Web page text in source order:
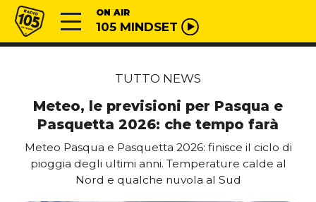
Vai al contenuto
Radio 105 ON AIR
105 MINDSET
TUTTO NEWS
Meteo, le previsioni per Pasqua e
Pasquetta 2026: che tempo farà
Meteo Pasqua e Pasquetta 2026: finisce il ciclo di
pioggia degli ultimi anni. Temperature calde al
Nord e qualche nuvola al Sud